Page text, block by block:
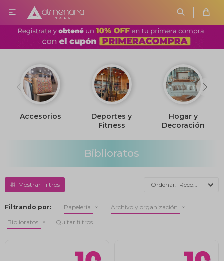

Deportes y
Hogar y
Decoración
Juguetería
Biblioratos
Recomendados
Filtrando por: Papelería
Archivo y organización
Biblioratos
Quitar filtros